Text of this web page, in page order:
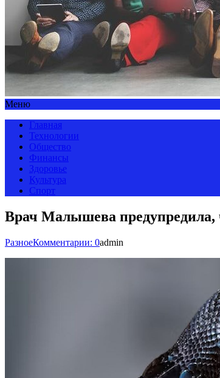
Меню
Главная
Технологии
Общество
Финансы
Здоровье
Культура
Спорт
Врач Малышева предупредила,
РазноеКомментарии: 0admin